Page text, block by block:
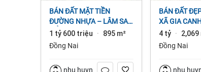
BÁN ĐẤT MẶT TIỀN
ĐƯỜNG NHỰA – LÂM SAN
CẨM MỸ, ĐỒNG NAI.
1 tỷ 600 triệu · 895 m²
Đồng Nai
nhu huynh
BÁN ĐẤT ĐẸP 2 MẶT TIỀN
XÃ GIA
ĐỊNH QUÁN
dt 2.069m² 4
4 tỷ · 2,069
Đồng Nai
nhu